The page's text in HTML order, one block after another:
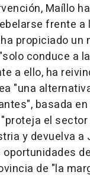
Maíllo
frente a
propiciado un
conduce a
a ello, ha
"una
basada
el
y devuelva a
de "la